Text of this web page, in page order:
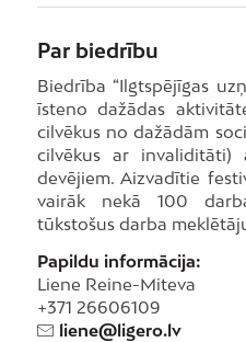
Par biedrību
Biedrība “Ilgtspējīgas
īsteno dažādas
cilvēkus no dažādām
cilvēkus ar invaliditāti)
devējiem. Aizvadītie
vairāk nekā 100
tūkstošus darba
Papildu informācija:
Liene Reine-Miteva
+371 26606109
liene@ligero.lv